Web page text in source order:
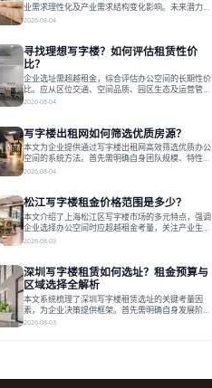
业需求理性化及产业需求结构变化影响。未来潜力区
域集中在产业集聚、交利及城市更新地带，如高新区
运营方通过空间优化与社群服务，助力企业成长，推
动市场向多元化、高性价比方向发展。近年来，西安
写字楼市场呈现出租金持续调整的态势，这一现象引
发了的广泛关注。作为西部重要
2026-08-04
寻找理想写字楼？如何评估租赁性价
比？
企业选址需超越租金，综合评估办公空间的长期性价
比。应从区位交通、空间品质、园区生态及运营管理
四个核心维度权衡财务支出与长期价值回报。理想的
衡。对于许多正在成长或寻求稳定发展的企业而言，
寻找一处合适的办公空间是一项至关重要的决策。这
不仅关系到团队的日常工作效率与协作氛围，更直接
影响着企业的品牌形象、运营成本
2026-08-04
写字楼出租网如何筛选优质房源？
本文为企业提供通过写字楼出租网高效筛选优质办公
空间的系统方法。首先需明确自身团队规模、特性、
预算等核心需求。线上筛选时，应深入解读房源参
背景与持续服务能力。完成线上初选后，必须进行线
下实地验证，核对空间实景、测试设施、感受园区氛
围并确认合同条款，从而做出精确决策。在数字化时
代，写字楼出租网已成为企业寻找
2026-08-04
松江写字楼租金价格范围是多少？
本文介绍了上海松江区写字楼市场的多元特点，强调
企业选择办公空间时应超越租金考量，关注产业生态
与综合服务。文章分析了市场概况、影响空间价值的
建服务生态助力企业成长，建议企业系统评估需求与
长期价值，选择匹配的发展载体。对于许多寻求在上
海松江区设立或扩展办公空间的企业而言，了解该区
域的写字楼市场概况是决策的首先
2026-08-03
深圳写字楼租赁如何选址？租金预算与
区域选择全解析
本文系统梳理了深圳写字楼租赁选址的关键考量因
素，为企业决策提供框架。首先需明确自身发展阶
段、团队规模和文化特质等核心需求。深圳多中心商
2026-08-03